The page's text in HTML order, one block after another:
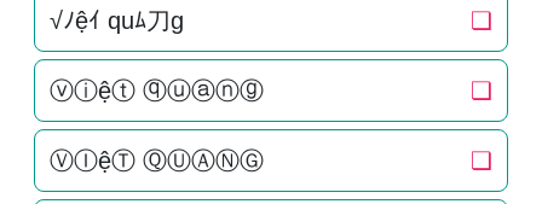
√ﾉệｲ quﾑ刀g ❏
ⓥⓘệⓣ ⓠⓤⓐⓝⓖ ❏
ⓋⒾệⓉ ⓆⓊⒶⓃⒼ ❏